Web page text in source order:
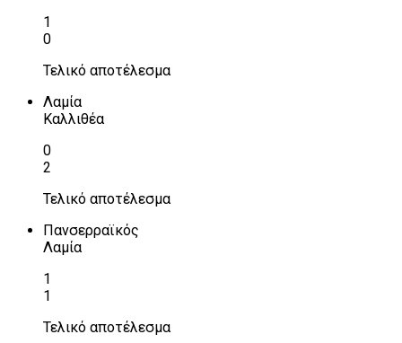
1
0
Τελικό αποτέλεσμα
Λαμία
Καλλιθέα
0
2
Τελικό αποτέλεσμα
Πανσερραϊκός
Λαμία
1
1
Τελικό αποτέλεσμα